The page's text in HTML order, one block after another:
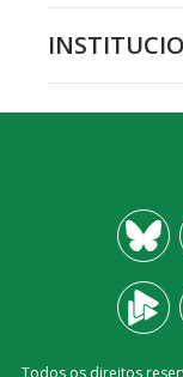
Todos os direitos